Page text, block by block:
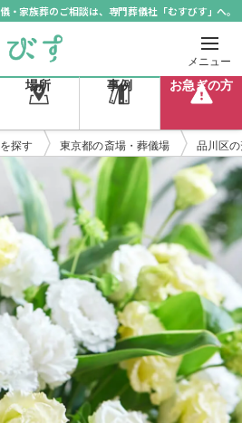
・家族葬のご相談は、専門葬儀社「むすびす」へ。
メニュー
場所 事例 お急ぎの方
探す 東京都の斎場・葬儀場 品川区